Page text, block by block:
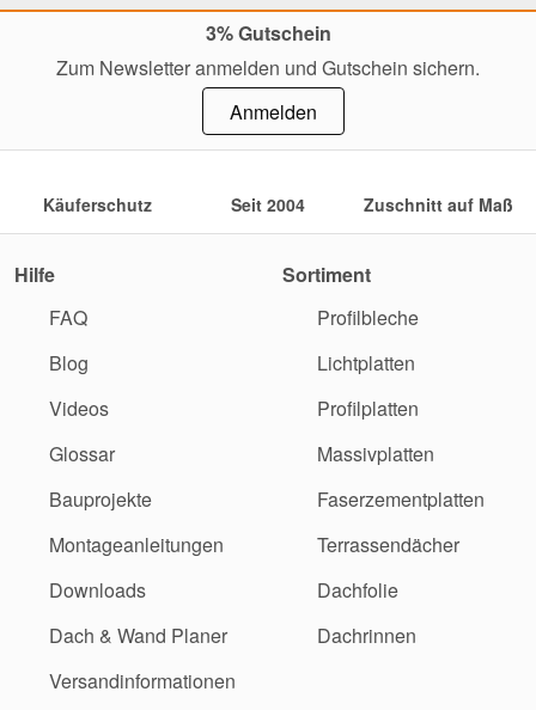
3% Gutschein
Zum Newsletter anmelden und Gutschein sichern.
Anmelden
Käuferschutz Seit 2004 Zuschnitt auf Maß
Hilfe
FAQ
Blog
Videos
Glossar
Bauprojekte
Montageanleitungen
Downloads
Dach & Wand Planer
Versandinformationen
Sortiment
Profilbleche
Lichtplatten
Profilplatten
Massivplatten
Faserzementplatten
Terrassendächer
Dachfolie
Dachrinnen